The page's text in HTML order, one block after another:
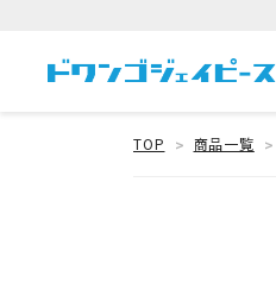
TOP 商品一覧